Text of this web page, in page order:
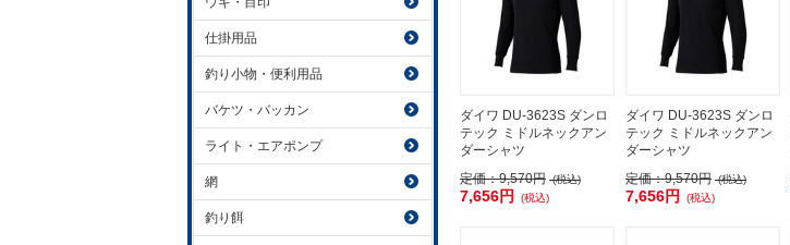
ダイワ DU-3623S ダンロ
テック ミドルネックアン
ダーシャツ
定価：9,570円 (税込)
7,656円 (税込)
ダイワ DU-3623S ダンロ
テック ミドルネックアン
ダーシャツ
定価：9,570円 (税込)
7,656円 (税込)
仕掛用品
釣り小物・便利用品
バケツ・バッカン
ライト・エアポンプ
網
釣り餌